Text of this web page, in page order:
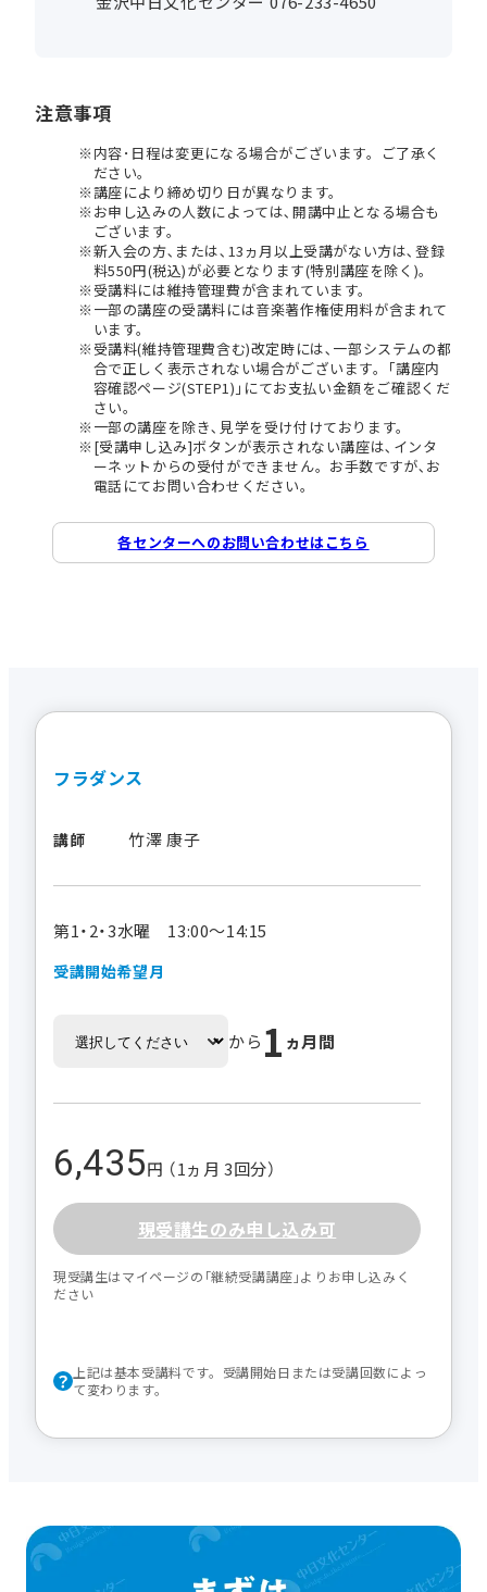
注意事項
内容･日程は変更になる場合がございます。ご了承く
ださい。
講座により締め切り日が異なります。
お申し込みの人数によっては､開講中止となる場合も
ございます。
新入会の方､または､13ヵ月以上受講がない方は､登録
料550円(税込)が必要となります(特別講座を除く)。
受講料には維持管理費が含まれています。
一部の講座の受講料には音楽著作権使用料が含まれて
います。
受講料(維持管理費含む)改定時には､一部システムの都
合で正しく表示されない場合がございます。｢講座内
容確認ページ(STEP1)｣にてお支払い金額をご確認くだ
さい。
一部の講座を除き､見学を受け付けております。
[受講申し込み]ボタンが表示されない講座は､インタ
ーネットからの受付ができません。お手数ですが､お
電話にてお問い合わせください。
各センターへのお問い合わせはこちら
フラダンス
講師 竹澤 康子
第1・2・3水曜 13:00～14:15
受講開始希望月
から 1 ヵ月間
6,435円 （1ヵ月 3回分）
現受講生のみ申し込み可
現受講生はマイページの｢継続受講講座｣よりお申し込みく
ださい
上記は基本受講料です。受講開始日または受講回数によっ
て変わります。